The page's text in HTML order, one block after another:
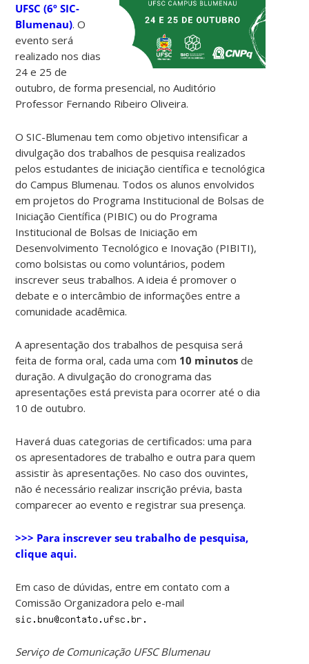
UFSC (6º SIC-
Blumenau). O
evento será
realizado nos dias
24 e 25 de
outubro, de forma presencial, no Auditório
Professor Fernando Ribeiro Oliveira.
O SIC-Blumenau tem como objetivo intensificar a
divulgação dos trabalhos de pesquisa realizados
pelos estudantes de iniciação científica e tecnológica
do Campus Blumenau. Todos os alunos envolvidos
em projetos do Programa Institucional de Bolsas de
Iniciação Científica (PIBIC) ou do Programa
Institucional de Bolsas de Iniciação em
Desenvolvimento Tecnológico e Inovação (PIBITI),
como bolsistas ou como voluntários, podem
inscrever seus trabalhos. A ideia é promover o
debate e o intercâmbio de informações entre a
comunidade acadêmica.
A apresentação dos trabalhos de pesquisa será
feita de forma oral, cada uma com 10 minutos de
duração. A divulgação do cronograma das
apresentações está prevista para ocorrer até o dia
10 de outubro.
Haverá duas categorias de certificados: uma para
os apresentadores de trabalho e outra para quem
assistir às apresentações. No caso dos ouvintes,
não é necessário realizar inscrição prévia, basta
comparecer ao evento e registrar sua presença.
>>> Para inscrever seu trabalho de pesquisa,
clique aqui.
Em caso de dúvidas, entre em contato com a
Comissão Organizadora pelo e-mail
Serviço de Comunicação UFSC Blumenau